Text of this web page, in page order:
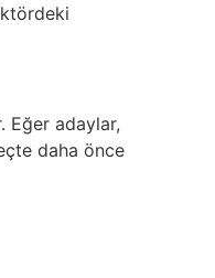
Eğer adaylar,
daha önce